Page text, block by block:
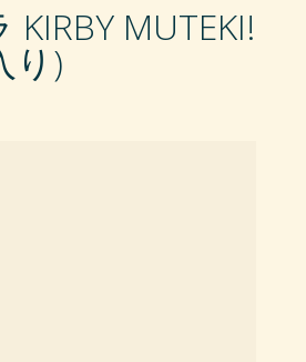
MUTEKI!
り)